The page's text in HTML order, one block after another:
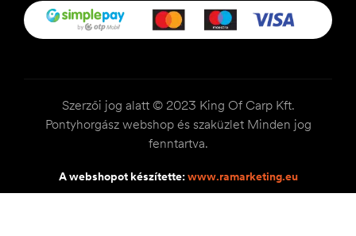
Szerzői jog alatt © 2023 King Of Carp Kft.
Pontyhorgász webshop és szaküzlet Minden jog
fenntartva.
A webshopot készítette:www.ramarketing.eu